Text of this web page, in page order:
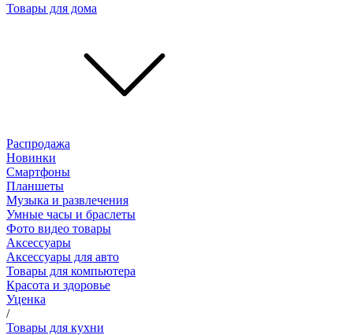
Товары для дома
Распродажа
Новинки
Смартфоны
Планшеты
Музыка и развлечения
Умные часы и браслеты
Фото видео товары
Аксессуары
Аксессуары для авто
Товары для компьютера
Красота и здоровье
Уценка
/
Товары для кухни